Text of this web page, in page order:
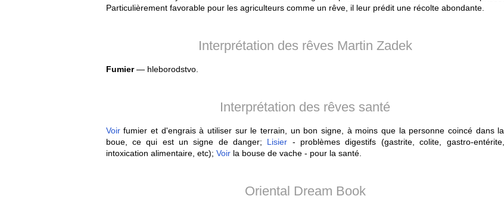
Particulièrement favorable pour les agriculteurs comme un rêve, il leur prédit une récolte abondante.
Interprétation des rêves Martin Zadek
Fumier— hleborodstvo.
Interprétation des rêves santé
Voirfumier et d'engrais à utiliser sur le terrain, un bon signe, à moins que la personne coincé dans la
boue, ce qui est un signe de danger; Lisier - problèmes digestifs (gastrite, colite, gastro-entérite,
intoxication alimentaire, etc); Voirla bouse de vache - pour la santé.
Oriental Dream Book